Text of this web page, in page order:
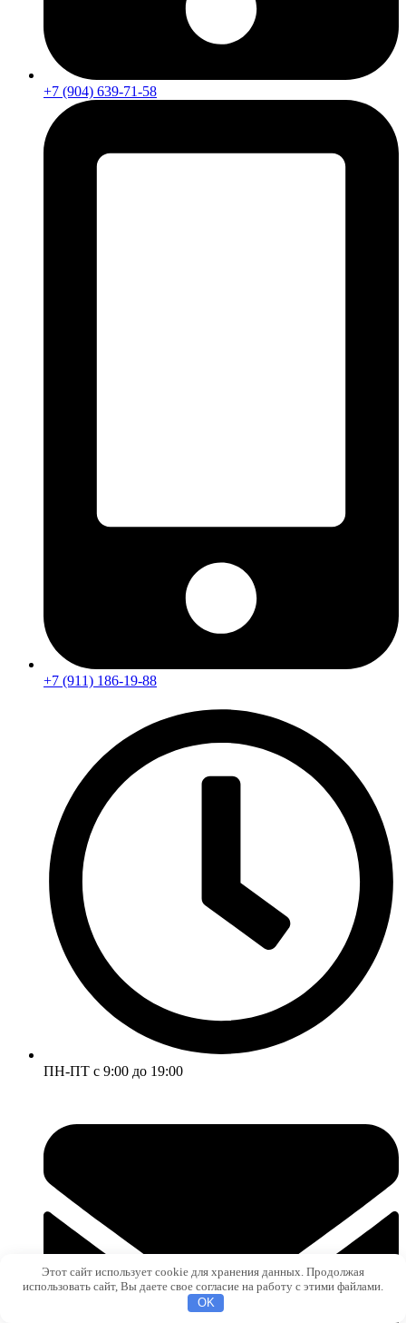
+7 (904) 639-71-58
+7 (911) 186-19-88
ПН-ПТ с 9:00 до 19:00
Этот сайт использует cookie для хранения данных. Продолжая
использовать сайт, Вы даете свое согласие на работу с этими файлами.
OK